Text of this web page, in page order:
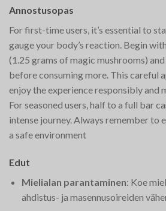
Annostusopas
For first-time users, it’s essential to
gauge your body’s reaction. Begin
(1.25 grams of magic mushrooms)
before consuming more. This careful
enjoy the experience responsibly and
For seasoned users, half to a full bar
intense journey. Always remember to
a safe environment​
Edut
Mielialan parantaminen: Koe
ahdistus- ja masennusoireiden